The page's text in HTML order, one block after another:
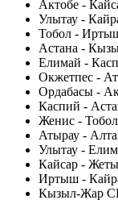
Актобе -
Улытау -
Тобол -
Астана -
Елимай -
Окжетпес -
Ордабасы -
Каспий -
Женис - Тобол
Атырау -
Улытау -
Кайсар -
Иртыш -
Кызыл-Жар